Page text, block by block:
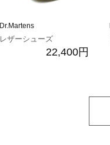
Dr.Martens
レザーシューズ
22,400円